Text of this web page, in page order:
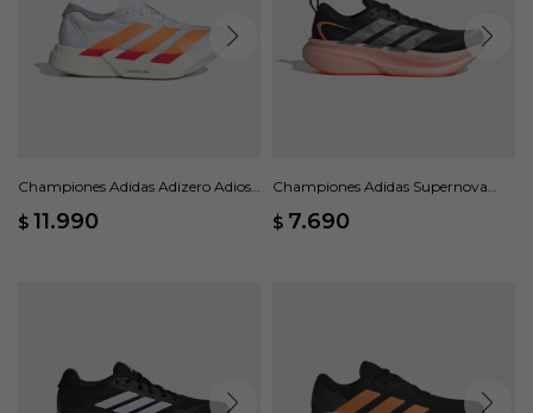
Championes Adidas Adizero Adios
$ 11.990
Championes Adidas Supernova
$ 7.690